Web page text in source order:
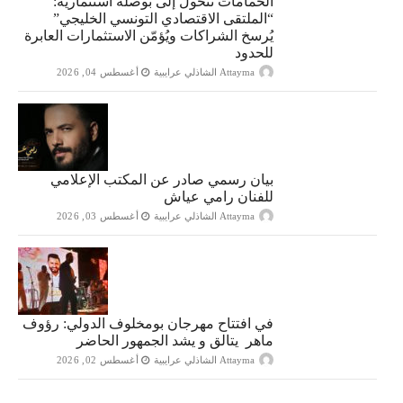
“الملتقى الاقتصادي التونسي الخليجي”
يُرسخ الشراكات ويُؤمّن الاستثمارات العابرة
للحدود
Attayma الشاذلي عرايبية أغسطس 04, 2026
بيان رسمي صادر عن المكتب الإعلامي
للفنان رامي عياش
Attayma الشاذلي عرايبية أغسطس 03, 2026
في افتتاح مهرجان بومخلوف الدولي: رؤوف
ماهر يتالق و يشد الجمهور الحاضر
Attayma الشاذلي عرايبية أغسطس 02, 2026